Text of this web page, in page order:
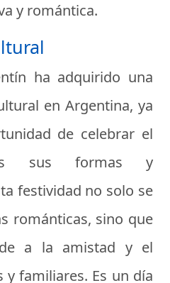
y romántica.
ha adquirido una
en Argentina, ya
de celebrar el
sus formas y
festividad no solo se
románticas, sino que
a la amistad y el
familiares. Es un día